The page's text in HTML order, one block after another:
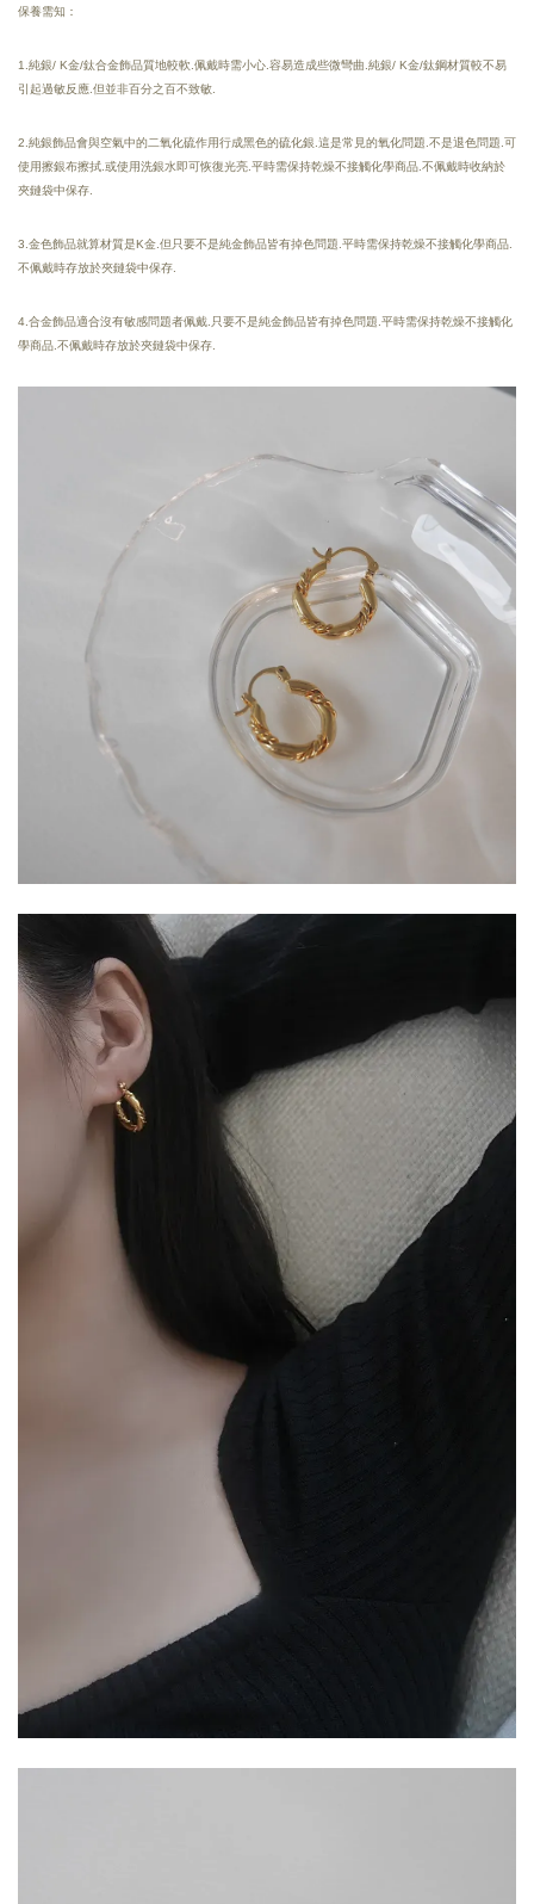
保養需知：
1.純銀/ K金/鈦合金飾品質地較軟.佩戴時需小心.容易造成些微彎曲.純銀/ K金/鈦鋼材質較不易
引起過敏反應.但並非百分之百不致敏.
2.純銀飾品會與空氣中的二氧化硫作用行成黑色的硫化銀.這是常見的氧化問題.不是退色問題.可
使用擦銀布擦拭.或使用洗銀水即可恢復光亮. 平時需保持乾燥不接觸化學商品. 不佩戴時收納於
夾鏈袋中保存.
3.金色飾品就算材質是K金.但只要不是純金飾品皆有掉色問題.平時需保持乾燥不接觸化學商品.
不佩戴時存放於夾鏈袋中保存.
4.合金飾品適合沒有敏感問題者佩戴.只要不是純金飾品皆有掉色問題.平時需保持乾燥不接觸化
學商品.不佩戴時存放於夾鏈袋中保存.